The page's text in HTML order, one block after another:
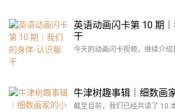
英语动画闪卡第 10 期
干
今天的动画闪卡视频，继续介绍
牛津树趣事辑｜细数画
截至目前，我们已经共读了 10